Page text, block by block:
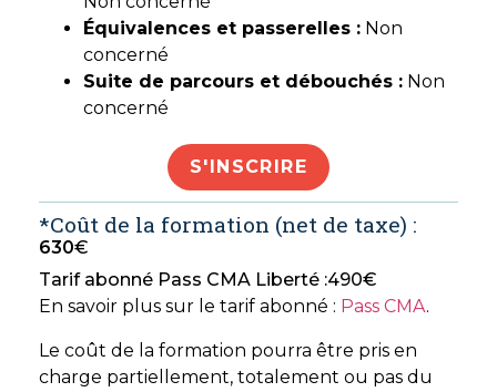
Équivalences et passerelles : Non
concerné
Suite de parcours et débouchés : Non
concerné
S'INSCRIRE
*Coût de la formation (net de taxe) :
630€
Tarif abonné Pass CMA Liberté :490€
En savoir plus sur le tarif abonné : Pass CMA.
Le coût de la formation pourra être pris en
charge partiellement, totalement ou pas du